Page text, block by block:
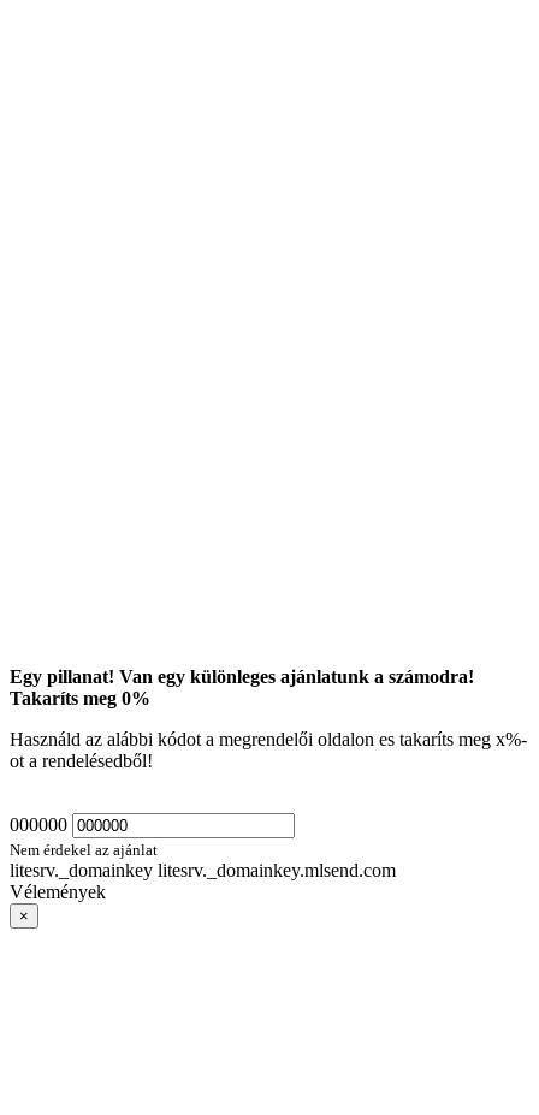
Egy pillanat! Van egy különleges ajánlatunk a számodra!
Takaríts meg 0%
Használd az alábbi kódot a megrendelői oldalon es takaríts meg x%-
ot a rendelésedből!
000000
Nem érdekel az ajánlat
litesrv._domainkey litesrv._domainkey.mlsend.com
Vélemények
×